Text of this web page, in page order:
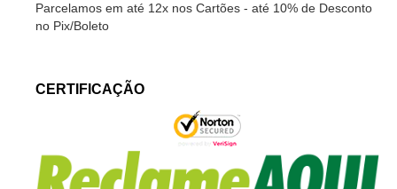
Parcelamos em até 12x nos Cartões - até 10% de Desconto
no Pix/Boleto
CERTIFICAÇÃO